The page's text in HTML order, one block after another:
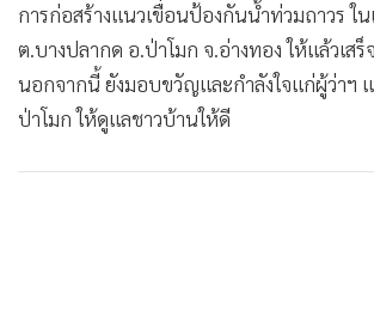
• กองทุนรวม
• Celeb Online
• Factcheck
• ญี่ปุ่น
การก่อสร้างแนวเขื่อนป้องกันน้ำท่วมถาวร ใ
ต.บางปลากด อ.ป่าโมก จ.อ่างทอง ให้แล้วเส
นอกจากนี้ ยังมอบขวัญและกำลังใจแก่ผู้ว่าฯ
ป่าโมก ให้ดูแลชาวบ้านให้ดี